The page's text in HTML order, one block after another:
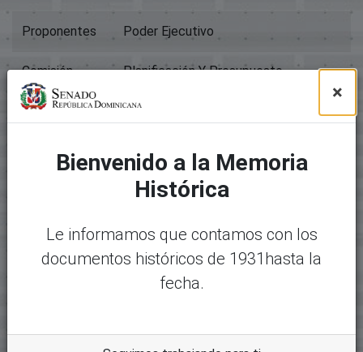
Proponentes Poder Ejecutivo
Comisión Planificación Y Presupuesto
Título
00749-Crea Secretaria De Planificacion
Proyectos De Ley
Paquete original
Mostrando 1 - 1 de 1
×
Bienvenido a la Memoria
Histórica
Le informamos que contamos con los
documentos históricos de 1931hasta la
fecha.